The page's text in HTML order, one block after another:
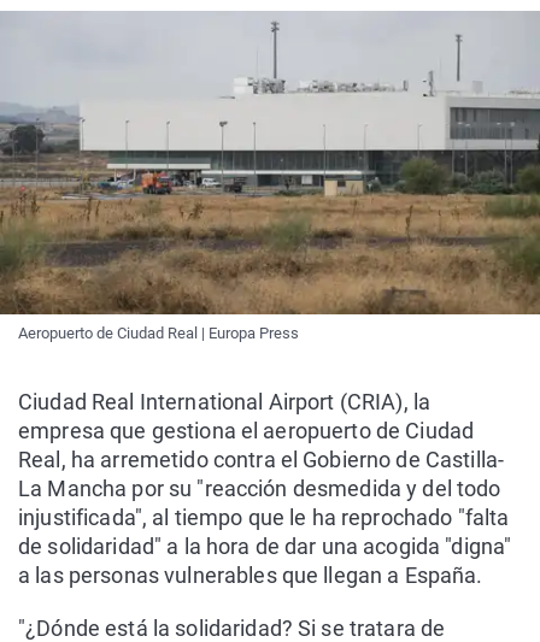
Aeropuerto de Ciudad Real | Europa Press
Ciudad Real International Airport (CRIA), la
empresa que gestiona el aeropuerto de Ciudad
Real, ha arremetido contra el Gobierno de Castilla-
La Mancha por su "reacción desmedida y del todo
injustificada", al tiempo que le ha reprochado "falta
de solidaridad" a la hora de dar una acogida "digna"
a las personas vulnerables que llegan a España.
"¿Dónde está la solidaridad? Si se tratara de